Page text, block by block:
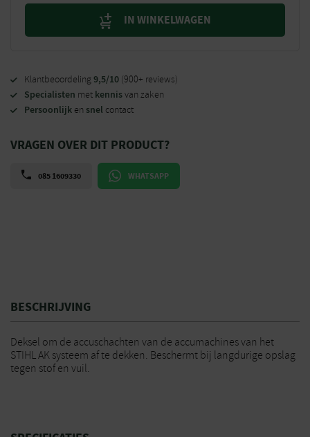
IN WINKELWAGEN
Klantbeoordeling9,5/10 (900+ reviews)
Specialisten met kennisvan zaken
Persoonlijk en snel contact
VRAGEN OVER DIT PRODUCT?
085 1609330 WHATSAPP
BESCHRIJVING
Deksel om de accuschachten van de accumachines van het
STIHL AK systeem af te dekken. Beschermt bij langdurige opslag
tegen stof en vuil.